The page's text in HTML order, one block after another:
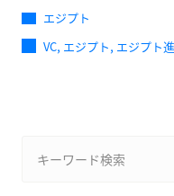
エジプト
VC, エジプト, エジプト